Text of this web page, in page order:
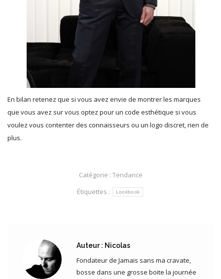
En bilan retenez que si vous avez envie de montrer les marques
que vous avez sur vous optez pour un code esthétique si vous
voulez vous contenter des connaisseurs ou un logo discret, rien de
plus.
Catégorie : Tendance
Étiquettes :
Lookbook
Auteur : Nicolas
Fondateur de Jamais sans ma cravate,
bosse dans une grosse boite la journée